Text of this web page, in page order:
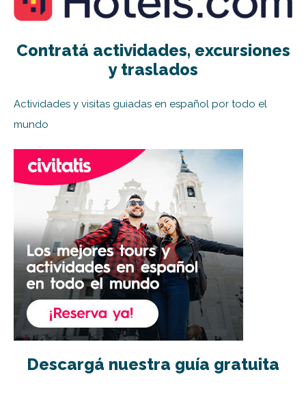
Contratá actividades, excursiones
y traslados
Actividades y visitas guiadas en español por todo el
mundo
Descargá nuestra guía gratuita